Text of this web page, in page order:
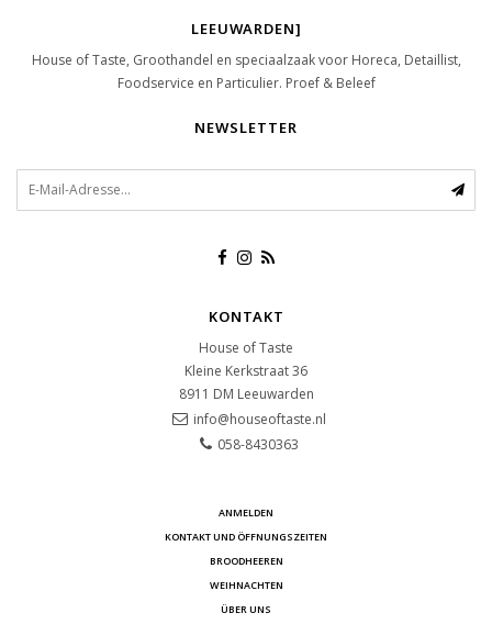
LEEUWARDEN]
House of Taste, Groothandel en speciaalzaak voor Horeca, Detaillist,
Foodservice en Particulier. Proef & Beleef
NEWSLETTER
KONTAKT
House of Taste
Kleine Kerkstraat 36
8911 DM Leeuwarden
info@houseoftaste.nl
058-8430363
ANMELDEN
KONTAKT UND ÖFFNUNGSZEITEN
BROODHEEREN
WEIHNACHTEN
ÜBER UNS